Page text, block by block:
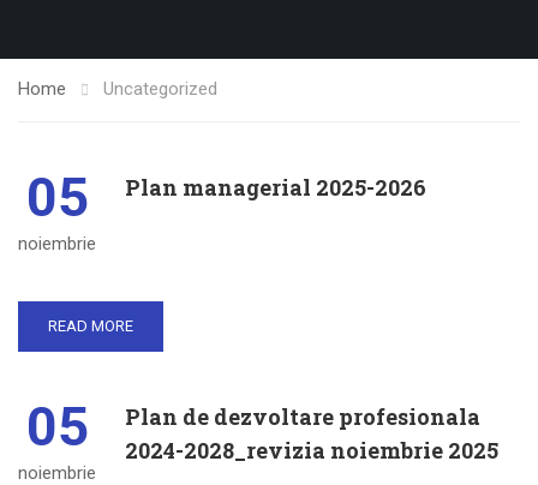
Home Uncategorized
05
noiembrie
Plan managerial 2025-2026
READ MORE
05
noiembrie
Plan de dezvoltare profesionala
2024-2028_revizia noiembrie 2025